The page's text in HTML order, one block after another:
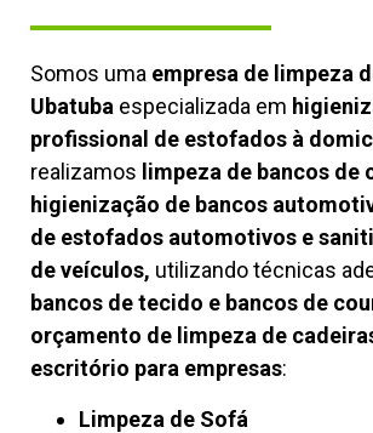
Somos uma empresa de limpeza
Ubatuba especializada em
profissional de estofados à
realizamos limpeza de bancos de
higienização de bancos
de estofados automotivos e
de veículos, utilizando técnicas
bancos de tecido e bancos de
orçamento de limpeza de
escritório para empresas:
Limpeza de Sofá